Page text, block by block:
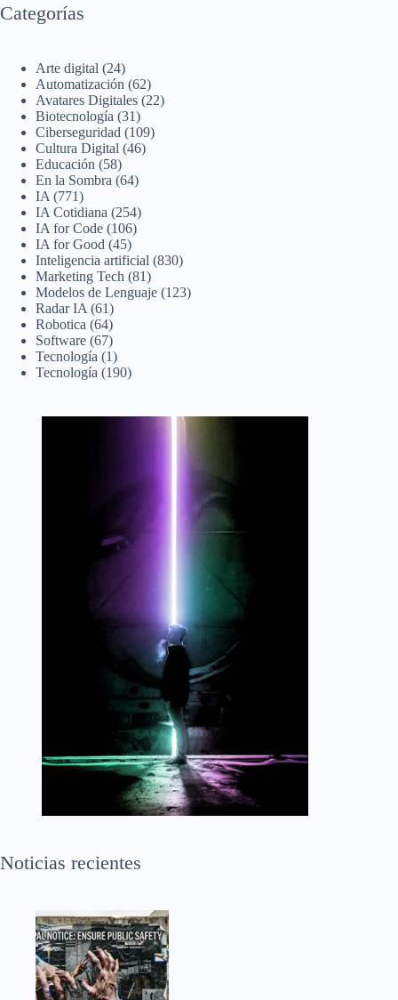
Categorías
Arte digital (24)
Automatización (62)
Avatares Digitales (22)
Biotecnología (31)
Ciberseguridad (109)
Cultura Digital (46)
Educación (58)
En la Sombra (64)
IA (771)
IA Cotidiana (254)
IA for Code (106)
IA for Good (45)
Inteligencia artificial (830)
Marketing Tech (81)
Modelos de Lenguaje (123)
Radar IA (61)
Robotica (64)
Software (67)
Tecnología (1)
Tecnología (190)
Noticias recientes